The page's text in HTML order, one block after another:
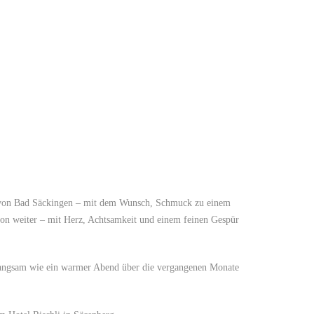
Bad Säckingen – mit dem Wunsch, Schmuck zu einem
weiter – mit Herz, Achtsamkeit und einem feinen Gespür
wie ein warmer Abend über die vergangenen Monate